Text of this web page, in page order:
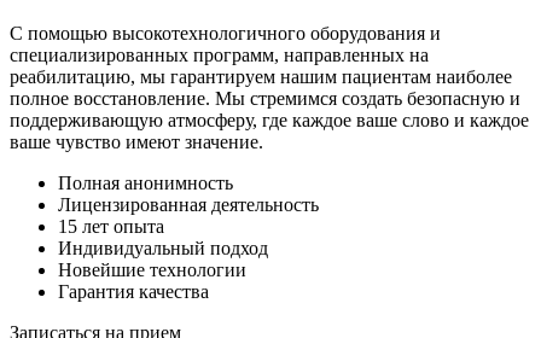
С помощью высокотехнологичного оборудования и
специализированных программ, направленных на
реабилитацию, мы гарантируем нашим пациентам наиболее
полное восстановление. Мы стремимся создать безопасную и
поддерживающую атмосферу, где каждое ваше слово и каждое
ваше чувство имеют значение.
Полная анонимность
Лицензированная деятельность
15 лет опыта
Индивидуальный подход
Новейшие технологии
Гарантия качества
Записаться на прием